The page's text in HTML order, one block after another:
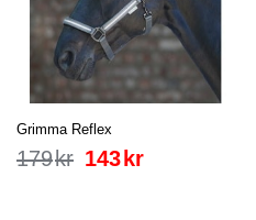
Grimma Reflex
179kr 143 kr